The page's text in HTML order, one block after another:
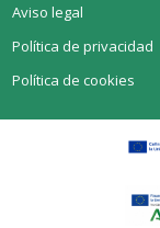
Aviso legal
Política de privacidad
Política de cookies